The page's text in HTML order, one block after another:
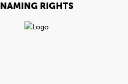
NAMING RIGHTS